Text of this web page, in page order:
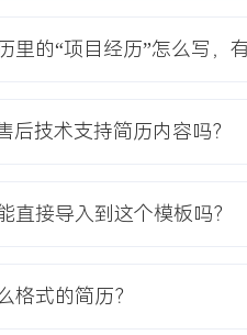
项目
式依赖电话沟通和工程师经验，
全国XXX家重点客户的服务痛点与
与软件产品经理、研发团队共同
里的“项目经历”怎么写，
技术支持简历内容吗？
直接导入到这个模板吗？
格式的简历？